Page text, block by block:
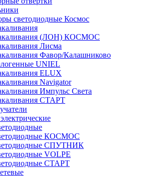
светодиодные Космос
(ЛОН) КОСМОС
Лисма
Фавор/Калашниково
UNIEL
ELUX
Navigator
Импульс Света
СТАРТ
КОСМОС
СПУТНИК
VOLPE
СТАРТ